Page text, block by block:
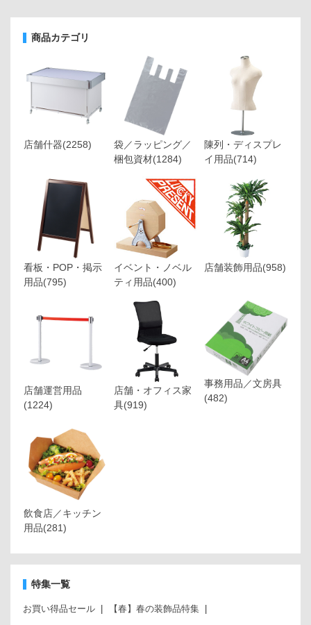
商品カテゴリ
店舗什器(2258)
袋／ラッピング／
梱包資材(1284)
陳列・ディスプレ
イ用品(714)
看板・POP・掲示
用品(795)
イベント・ノベル
ティ用品(400)
店舗装飾用品(958)
店舗運営用品
(1224)
店舗・オフィス家
具(919)
事務用品／文房具
(482)
飲食店／キッチン
用品(281)
特集一覧
お買い得品セール 【春】春の装飾品特集